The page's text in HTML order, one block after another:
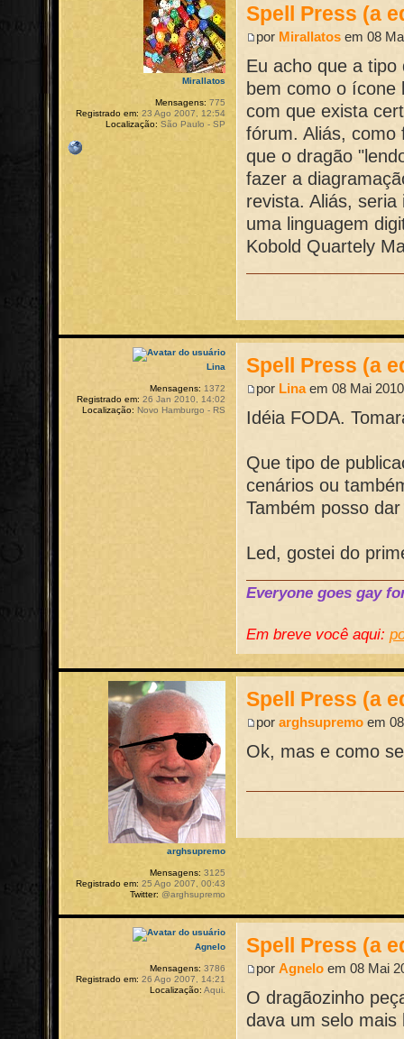
Spell Press (a
por Mirallatos em 08
Eu acho que a
bem como o ícone
com que exista
fórum. Aliás, como
que o dragão
fazer a
revista. Aliás,
uma linguagem
Kobold Quartely
Mirallatos
Mensagens: 775
Registrado em: 23 Ago 2007, 12:54
Localização: São Paulo - SP
Spell Press (a
por Linaem 08 Mai
Idéia FODA.
Que tipo de
cenários ou
Também posso
Led, gostei do
Everyone goes gay
Em breve você aqui:
Lina
Mensagens: 1372
Registrado em: 26 Jan 2010, 14:02
Localização: Novo Hamburgo - RS
Spell Press (a
porarghsupremo em
Ok, mas e como
arghsupremo
Mensagens: 3125
Registrado em: 25 Ago 2007, 00:43
Twitter: @arghsupremo
Spell Press (a
porAgnelo em 08 Mai
O dragãozinho
dava um selo mais
Agnelo
Mensagens: 3786
Registrado em: 26 Ago 2007, 14:21
Localização: Aqui.